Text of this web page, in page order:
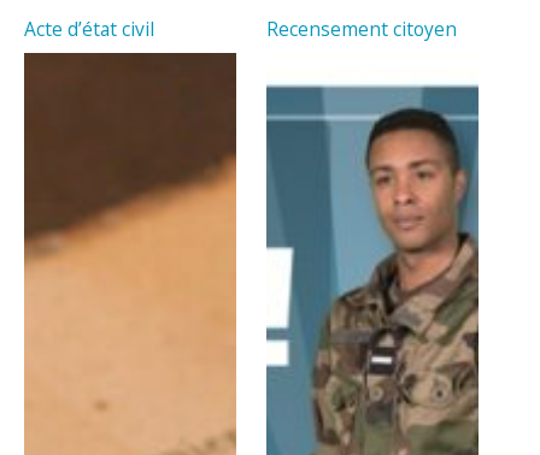
Acte d’état civil Recensement citoyen